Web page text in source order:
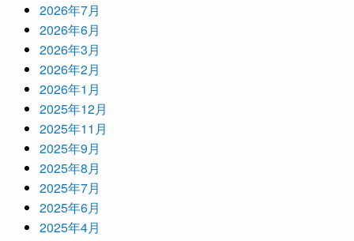
2026年7月
2026年6月
2026年3月
2026年2月
2026年1月
2025年12月
2025年11月
2025年9月
2025年8月
2025年7月
2025年6月
2025年4月